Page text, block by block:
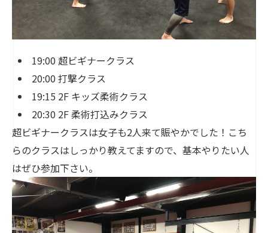
19:00 超ビギナークラス
20:00 打撃クラス
19:15 2F キッズ柔術クラス
20:30 2F 柔術打込みクラス
超ビギナークラスは女子も2人来て賑やかでした！こち
らのクラスはしっかり教えてますので、基本やりたい人
はぜひ参加下さい。